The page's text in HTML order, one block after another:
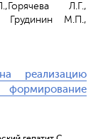
Л.Г.,
Грудинин М.П.,
реализацию